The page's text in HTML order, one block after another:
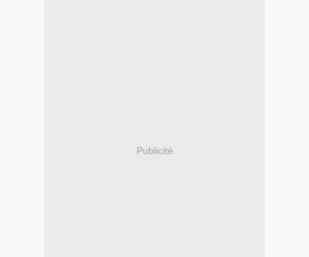
Publicité